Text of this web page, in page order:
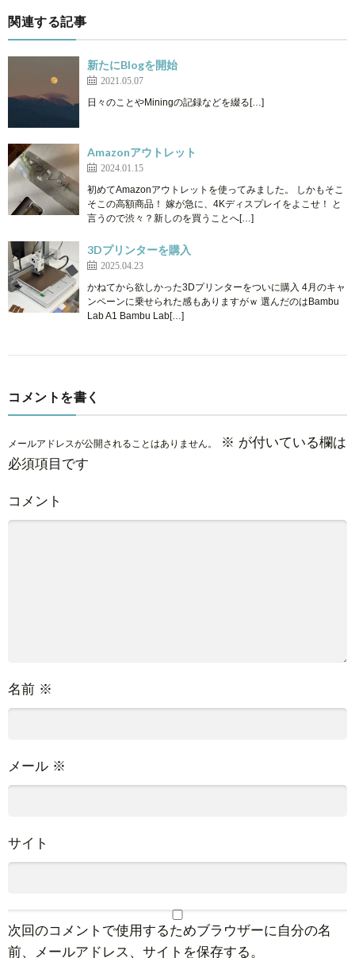
関連する記事
新たにBlogを開始
2021.05.07
日々のことやMiningの記録などを綴る[…]
Amazonアウトレット
2024.01.15
初めてAmazonアウトレットを使ってみました。 しかもそこ
そこの高額商品！ 嫁が急に、4Kディスプレイをよこせ！ と
言うので渋々？新しのを買うことへ[…]
3Dプリンターを購入
2025.04.23
かねてから欲しかった3Dプリンターをついに購入 4月のキャ
ンペーンに乗せられた感もありますがｗ 選んだのはBambu
Lab A1 Bambu Lab[…]
コメントを書く
メールアドレスが公開されることはありません。 ※ が付いている欄は
必須項目です
コメント
名前 ※
メール ※
サイト
次回のコメントで使用するためブラウザーに自分の名
前、メールアドレス、サイトを保存する。